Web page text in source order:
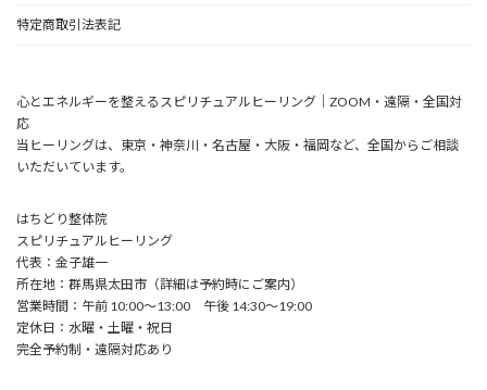
特定商取引法表記
心とエネルギーを整えるスピリチュアルヒーリング｜ZOOM・遠隔・全国対
応
当ヒーリングは、東京・神奈川・名古屋・大阪・福岡など、全国からご相談
いただいています。
はちどり整体院
スピリチュアルヒーリング
代表：金子雄一
所在地：群馬県太田市（詳細は予約時にご案内）
営業時間：午前 10:00〜13:00 午後 14:30～19:00
定休日：水曜・土曜・祝日
完全予約制・遠隔対応あり